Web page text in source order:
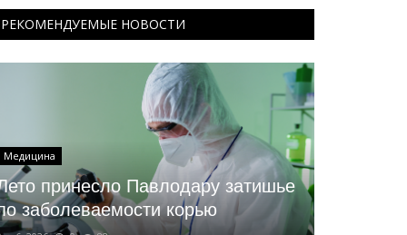
РЕКОМЕНДУЕМЫЕ НОВОСТИ
Медицина
принесло Павлодару затишье
заболеваемости корью